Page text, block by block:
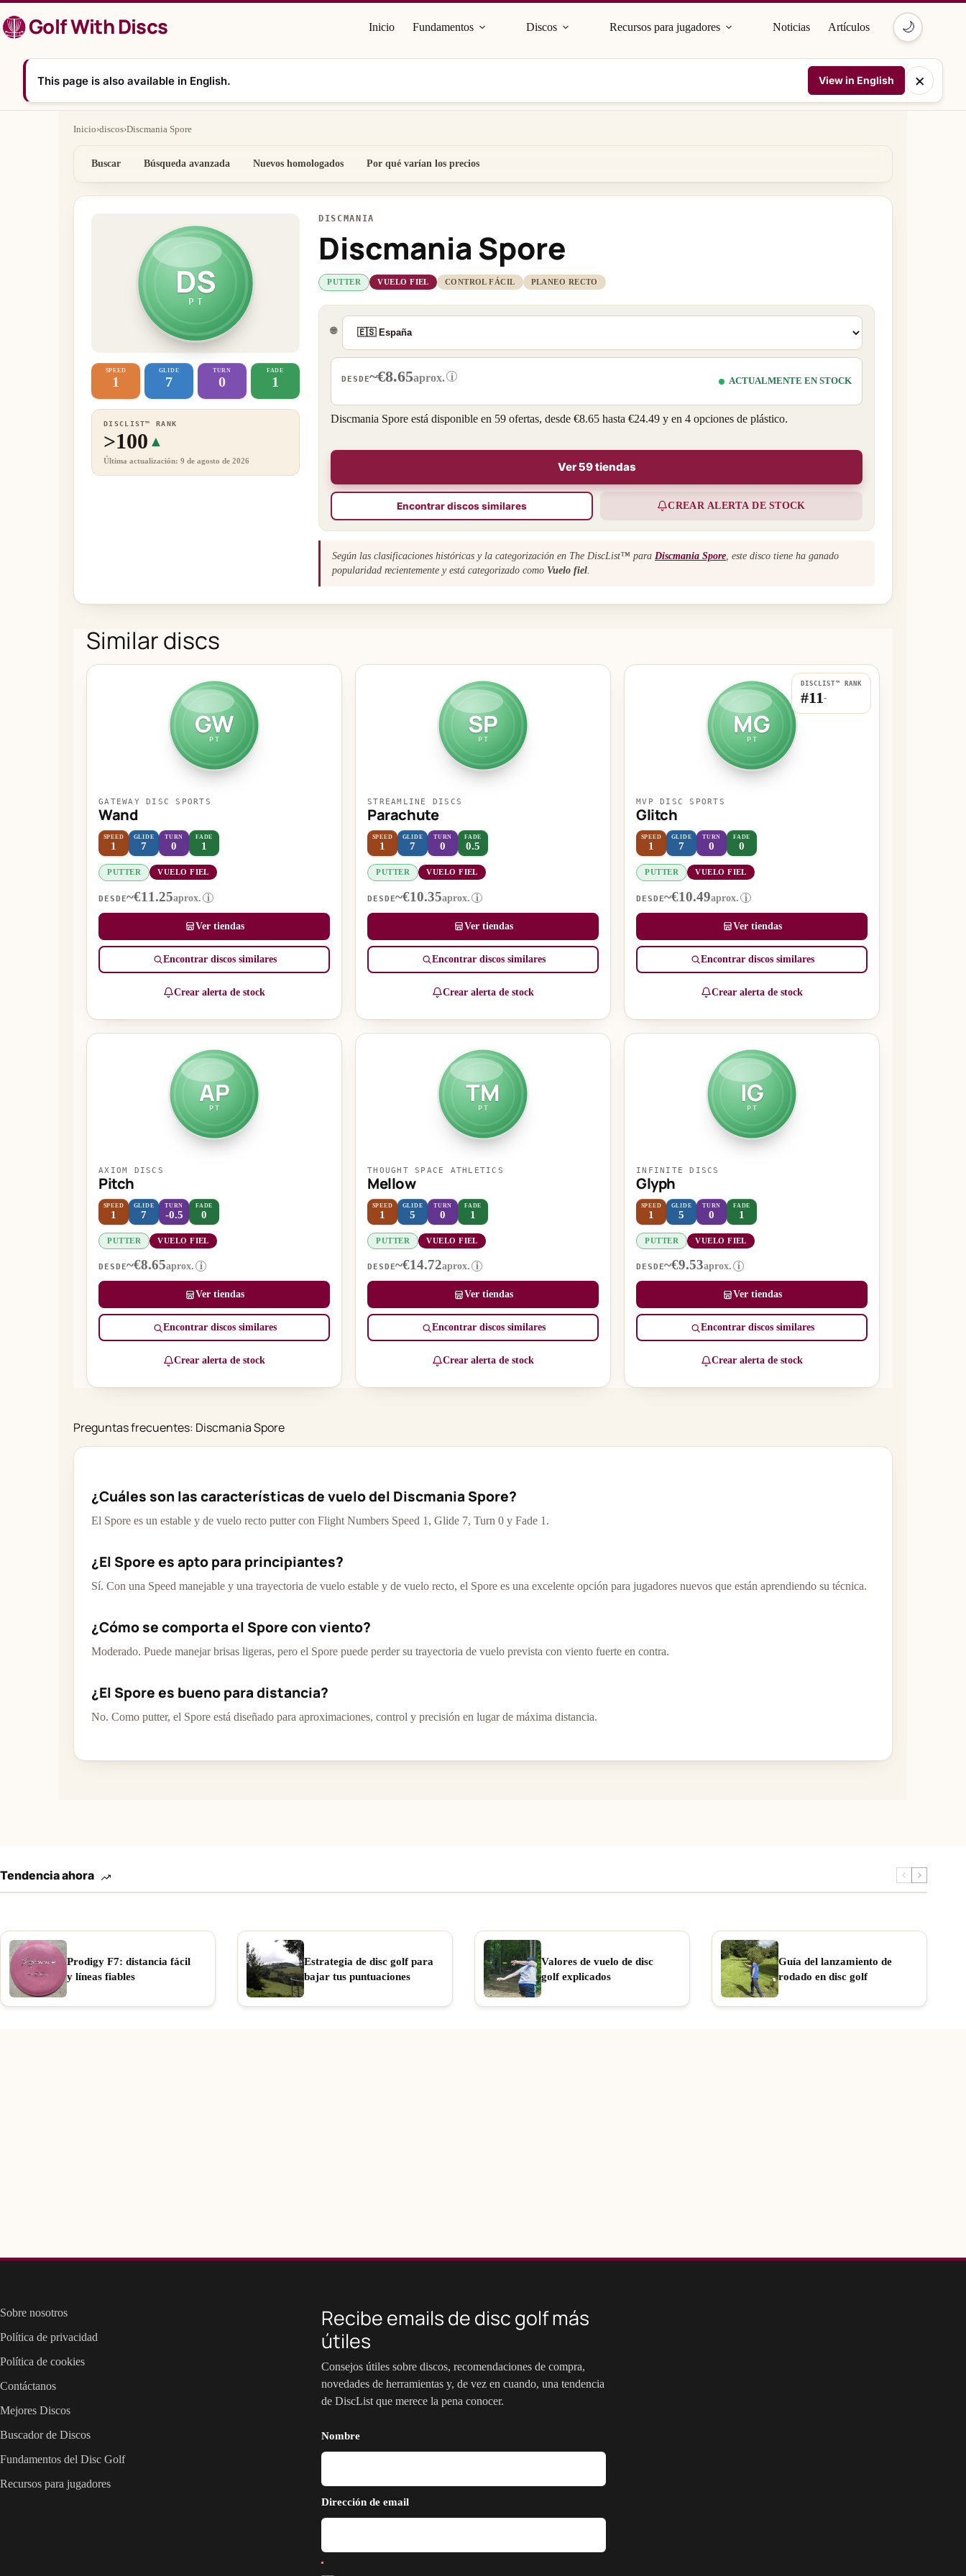
al
contenidoGolf With Discs Inicio Fundamentos Discos Recursos para jugadores Noticias Artículos 🌙
This page is also available in English. View in English ×
Inicio›discos›Discmania Spore
Buscar Búsqueda avanzada Nuevos homologados Por qué varían los precios
DS
PT
SPEED
1
GLIDE
7
TURN
0
FADE
1
DISCLIST™ RANK
>100 ▲
Última actualización: 9 de agosto de 2026
DISCMANIA
Discmania Spore
PUTTER VUELO FIEL CONTROL FÁCIL PLANEO RECTO
🌐
DESDE~€8.65aprox. i ACTUALMENTE EN STOCK
Discmania Spore está disponible en 59 ofertas, desde €8.65 hasta €24.49 y en 4 opciones de plástico.
Ver 59 tiendas
Encontrar discos similares CREAR ALERTA DE STOCK
Según las clasificaciones históricas y la categorización en The DiscList™ para Discmania Spore , este disco tiene ha ganado
popularidad recientemente y está categorizado como Vuelo fiel
Similar discs
GW
PT
GATEWAY DISC SPORTS
Wand
SPEED
1
GLIDE
7
TURN
0
FADE
1
PUTTER VUELO FIEL
DESDE~€11.25aprox. i
Ver tiendas
Encontrar discos similares
Crear alerta de stock
SP
PT
STREAMLINE DISCS
Parachute
SPEED
1
GLIDE
7
TURN
0
FADE
0.5
PUTTER VUELO FIEL
DESDE~€10.35aprox. i
Ver tiendas
Encontrar discos similares
Crear alerta de stock
MG
PT
DISCLIST™ RANK
#11 -
MVP DISC SPORTS
Glitch
SPEED
1
GLIDE
7
TURN
0
FADE
0
PUTTER VUELO FIEL
DESDE~€10.49aprox. i
Ver tiendas
Encontrar discos similares
Crear alerta de stock
AP
PT
AXIOM DISCS
Pitch
SPEED
1
GLIDE
7
TURN
-0.5
FADE
0
PUTTER VUELO FIEL
DESDE~€8.65aprox. i
Ver tiendas
Encontrar discos similares
Crear alerta de stock
TM
PT
THOUGHT SPACE ATHLETICS
Mellow
SPEED
1
GLIDE
5
TURN
0
FADE
1
PUTTER VUELO FIEL
DESDE~€14.72aprox. i
Ver tiendas
Encontrar discos similares
Crear alerta de stock
IG
PT
INFINITE DISCS
Glyph
SPEED
1
GLIDE
5
TURN
0
FADE
1
PUTTER VUELO FIEL
DESDE~€9.53aprox. i
Ver tiendas
Encontrar discos similares
Crear alerta de stock
Preguntas frecuentes: Discmania Spore
¿Cuáles son las características de vuelo del Discmania Spore?
El Spore es un estable y de vuelo recto putter con Flight Numbers Speed 1, Glide 7, Turn 0 y Fade 1.
¿El Spore es apto para principiantes?
Sí. Con una Speed manejable y una trayectoria de vuelo estable y de vuelo recto, el Spore es una excelente opción para jugadores nuevos que están aprendiendo su técnica.
¿Cómo se comporta el Spore con viento?
Moderado. Puede manejar brisas ligeras, pero el Spore puede perder su trayectoria de vuelo prevista con viento fuerte en contra.
¿El Spore es bueno para distancia?
No. Como putter, el Spore está diseñado para aproximaciones, control y precisión en lugar de máxima distancia.
Tendencia ahora
Prodigy F7: distancia fácil
y líneas fiables
Estrategia de disc golf para
bajar tus puntuaciones
Valores de vuelo de disc
golf explicados
Guía del lanzamiento de
rodado en disc golf
Sobre nosotros
Política de privacidad
Política de cookies
Contáctanos
Mejores Discos
Buscador de Discos
Fundamentos del Disc Golf
Recursos para jugadores
Recibe emails de disc golf más
útiles
Consejos útiles sobre discos, recomendaciones de compra,
novedades de herramientas y, de vez en cuando, una tendencia
de DiscList que merece la pena conocer.
Nombre
Dirección de email